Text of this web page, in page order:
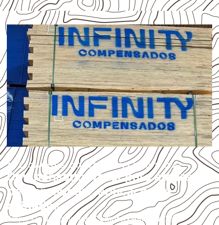
APLICAÇÕES DO COMPENSADO NAVAL
Compensado Naval para empresas
de Carnaubais: aplicações e
cuidados
Empresas que procuram
Compensado Naval em